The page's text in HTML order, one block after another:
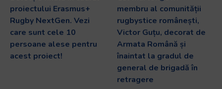
proiectului Erasmus+
Rugby NextGen. Vezi
care sunt cele 10
persoane alese pentru
acest proiect!
membru al comunității
rugbystice românești,
Victor Guțu, decorat de
Armata Română și
înaintat la gradul de
general de brigadă în
retragere